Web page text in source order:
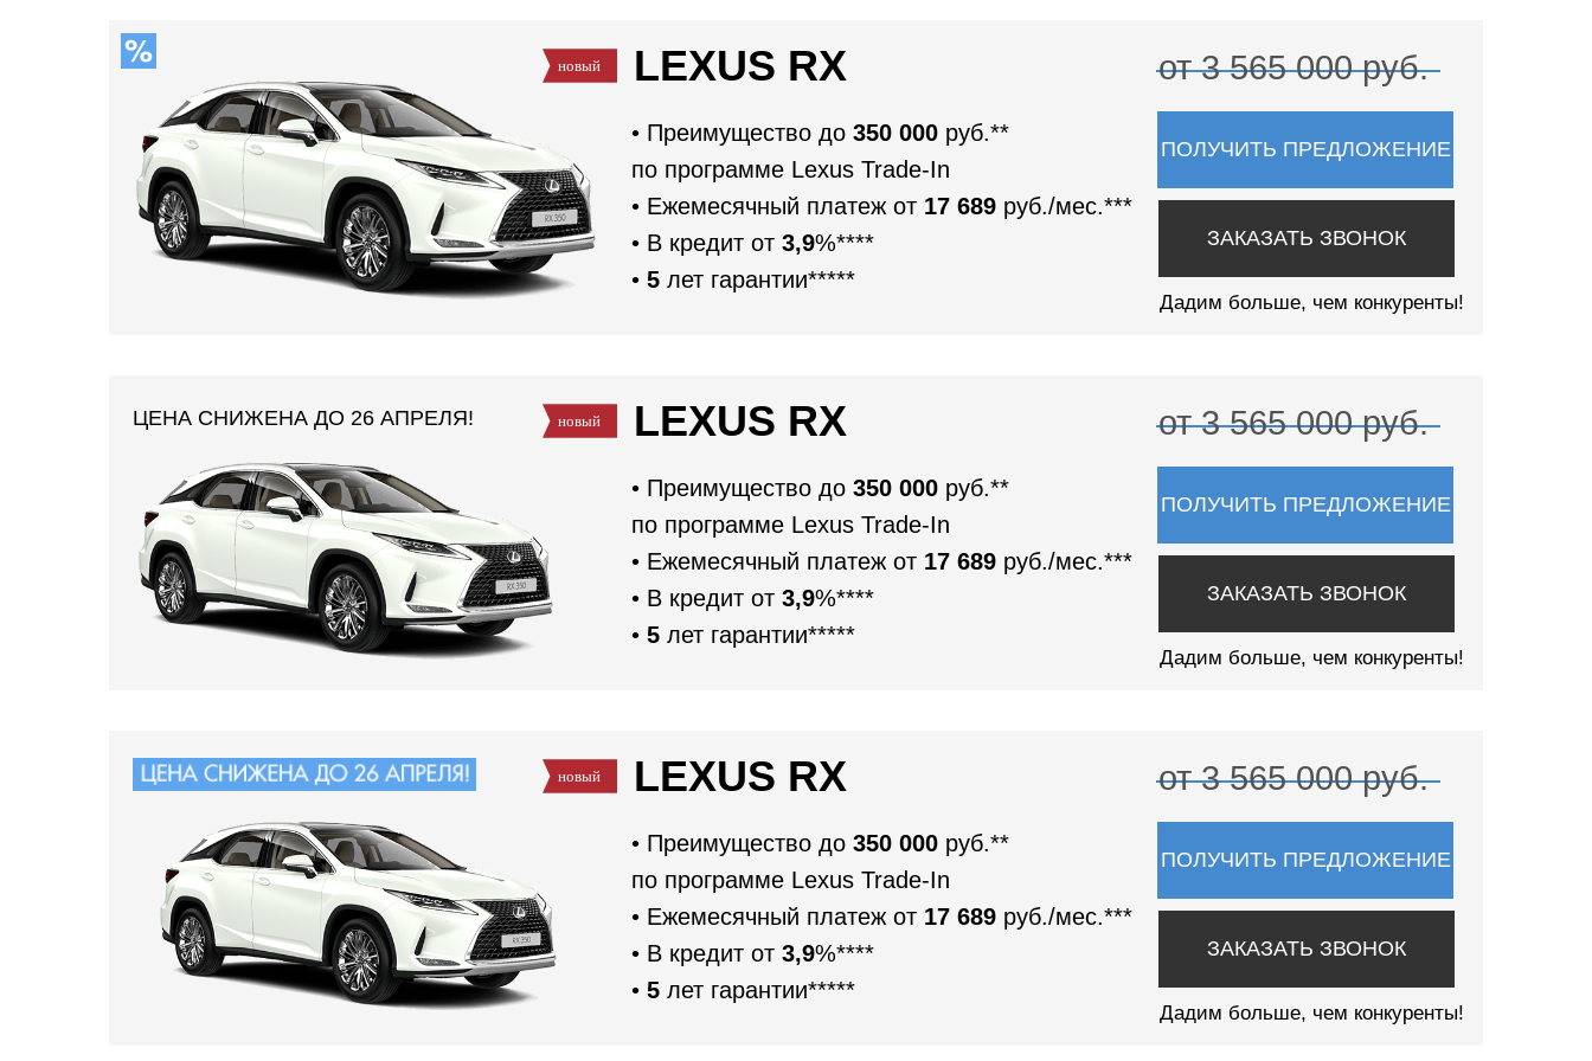
LEXUS RX
Дадим больше, чем конкуренты!
ЗАКАЗАТЬ ЗВОНОК
Звоните-зафиксируем цену!
• Преимущество до 350 000 руб.**
по программе Lexus Trade-In
• Ежемесячный платеж от 17 689 руб./мес.***
• В кредит от 3,9%****
• 5 лет гарантии*****
ПОЛУЧИТЬ ПРЕДЛОЖЕНИЕ
Получить предложение
от 3 565 000 руб.
LEXUS RX
Дадим больше, чем конкуренты!
ЗАКАЗАТЬ ЗВОНОК
• Преимущество до 350 000 руб.**
по программе Lexus Trade-In
• Ежемесячный платеж от 17 689 руб./мес.***
• В кредит от 3,9%****
• 5 лет гарантии*****
ПОЛУЧИТЬ ПРЕДЛОЖЕНИЕ
от 3 565 000 руб.
ЦЕНА СНИЖЕНА ДО 26 АПРЕЛЯ!
LEXUS RX
Дадим больше, чем конкуренты!
ЗАКАЗАТЬ ЗВОНОК
• Преимущество до 350 000 руб.**
по программе Lexus Trade-In
• Ежемесячный платеж от 17 689 руб./мес.***
• В кредит от 3,9%****
• 5 лет гарантии*****
ПОЛУЧИТЬ ПРЕДЛОЖЕНИЕ
от 3 565 000 руб.